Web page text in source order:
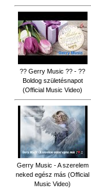
?? Gerry Music ?? - ??
Boldog születésnapot
(Official Music Video)
Gerry Music - A szerelem
neked egész más (Official
Music Video)